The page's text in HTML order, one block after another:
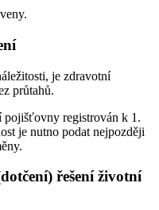
je zdravotní
průtahů.
pojišťovny registrován k 1.
je nutno podat nejpozději
řešení životní